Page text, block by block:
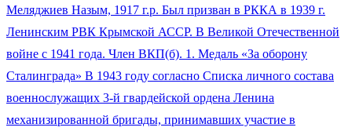
Меляджиев Назым, 1917 г.р. Был призван в РККА в 1939 г.
Ленинским РВК Крымской АССР. В Великой Отечественной
войне с 1941 года. Член ВКП(б). 1. Медаль «За оборону
Сталинграда» В 1943 году согласно Списка личного состава
военнослужащих 3-й гвардейской ордена Ленина
механизированной бригады, принимавших участие в